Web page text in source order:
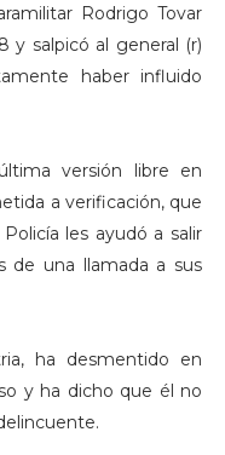
Rodrigo Tovar
y salpicó al general (r)
haber influido
versión libre en
a verificación, que
les ayudó a salir
de una llamada a sus
ha desmentido en
y ha dicho que él no